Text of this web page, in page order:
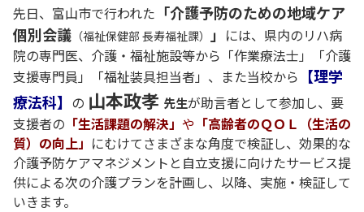
先日、富山市で行われた 「介護予防のための地域ケア
個別会議 （福祉保健部 長寿福祉課） 」 には、県内のリハ病
院の専門医、介護・福祉施設等から「作業療法士」「介護
支援専門員」「福祉装具担当者」、また当校から 【理学
療法科】 の 山本政孝 先生が助言者として参加し、要
支援者の 「生活課題の解決」 や 「高齢者のＱＯＬ（生活の
質）の向上」 にむけてさまざまな角度で検証し、効果的な
介護予防ケアマネジメントと自立支援に向けたサービス提
供による次の介護プランを計画し、以降、実施・検証して
いきます。